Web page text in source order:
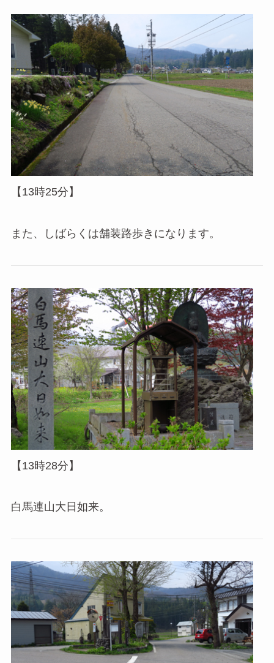
【13時25分】
また、しばらくは舗装路歩きになります。
【13時28分】
白馬連山大日如来。